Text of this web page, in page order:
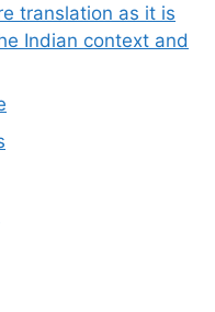
translation as it is
Indian context and